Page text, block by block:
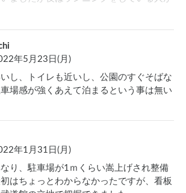
位置していて、パークサイドでもあるの
する車の音も届きませんのでとても静か
楽しむには、悪くない場所だと思いま
年5月23日(月)
し、トイレも近いし、公園のすぐそばな
場感が強くあえて泊まるという事は無い
年1月31日(月)
り、駐車場が1ｍくらい嵩上げされ整備
はちょっとわからなかったですが、看板